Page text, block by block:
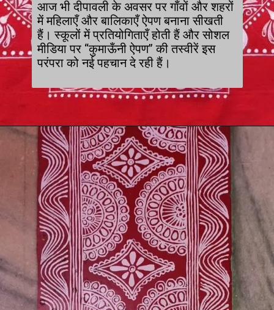
आज भी दीपावली के अवसर पर गाँवों और शहरों
में महिलाएँ और बालिकाएँ ऐपण बनाना सीखती
हैं। स्कूलों में प्रतियोगिताएँ होती हैं और सोशल
मीडिया पर “कुमाऊँनी ऐपण” की तस्वीरें इस
परंपरा को नई पहचान दे रही हैं।